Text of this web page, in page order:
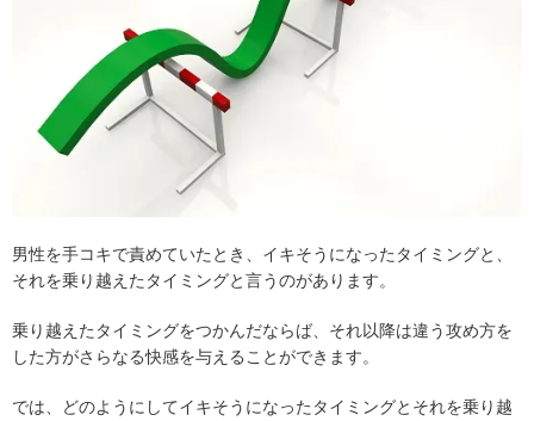
男性を手コキで責めていたとき、イキそうになったタイミングと、
それを乗り越えたタイミングと言うのがあります。
乗り越えたタイミングをつかんだならば、それ以降は違う攻め方を
した方がさらなる快感を与えることができます。
では、どのようにしてイキそうになったタイミングとそれを乗り越